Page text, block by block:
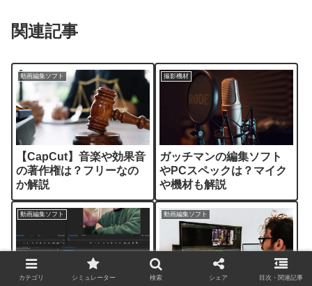
関連記事
動画編集ソフト
【CapCut】音楽や効果音
の著作権は？フリーなの
か解説
撮影機材
ガッチマンの編集ソフト
やPCスペックは？マイク
や機材も解説
動画編集ソフト 動画編集ソフト
カテゴリ シミュレーター 検索 シェア 目次・関連記事